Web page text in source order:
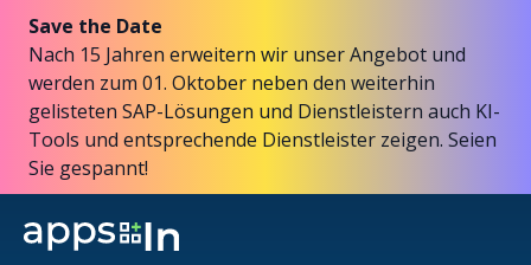
Save the Date
Nach 15 Jahren erweitern wir unser Angebot und
werden zum 01. Oktober neben den weiterhin
gelisteten SAP-Lösungen und Dienstleistern auch KI-
Tools und entsprechende Dienstleister zeigen. Seien
Sie gespannt!